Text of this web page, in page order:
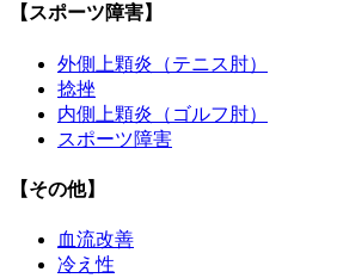
【スポーツ障害】
外側上顆炎（テニス肘）
捻挫
内側上顆炎（ゴルフ肘）
スポーツ障害
【その他】
血流改善
冷え性